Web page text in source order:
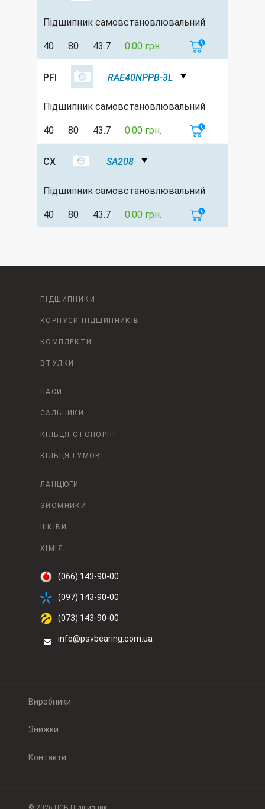
Підшипник самовстановлювальний
40 80 43.7 0.00 грн.
PFI RAE40NPPB-3L
Підшипник самовстановлювальний
40 80 43.7 0.00 грн.
CX SA208
Підшипник самовстановлювальний
40 80 43.7 0.00 грн.
ПІДШИПНИКИ
КОРПУСИ ПІДШИПНИКІВ
КОМПЛЕКТИ
ВТУЛКИ
ПАСИ
САЛЬНИКИ
КІЛЬЦЯ СТОПОРНІ
КІЛЬЦЯ ГУМОВІ
ЛАНЦЮГИ
ЗЙОМНИКИ
ШКІВИ
ХІМІЯ
(066) 143-90-00
(097) 143-90-00
(073) 143-90-00
info@psvbearing.com.ua
Виробники
Знижки
Контакти